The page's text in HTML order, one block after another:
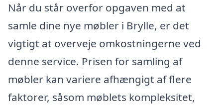
Når du står overfor opgaven med at
samle dine nye møbler i Brylle, er det
vigtigt at overveje omkostningerne ved
denne service. Prisen for samling af
møbler kan variere afhængigt af flere
faktorer, såsom møblets kompleksitet,